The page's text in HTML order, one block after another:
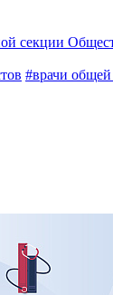
секции
#врачи